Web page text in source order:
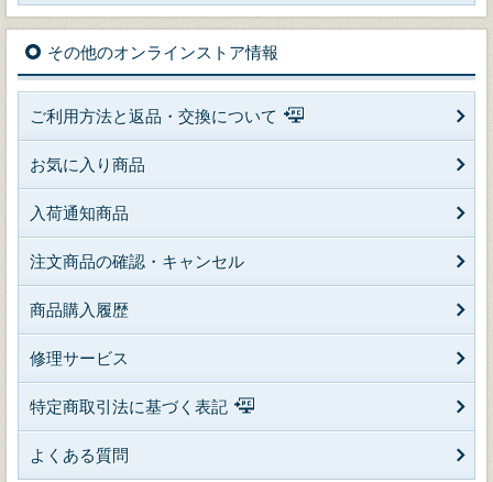
その他のオンラインストア情報
ご利用方法と返品・交換について
お気に入り商品
入荷通知商品
注文商品の確認・キャンセル
商品購入履歴
修理サービス
特定商取引法に基づく表記
よくある質問